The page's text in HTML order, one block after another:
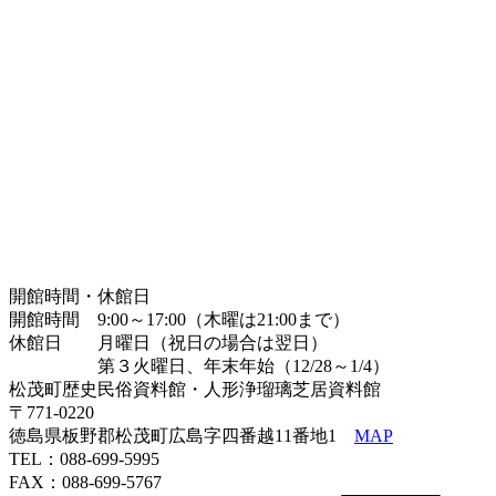
開館時間・休館日
開館時間 9:00～17:00（木曜は21:00まで）
休館日 月曜日（祝日の場合は翌日）
第３火曜日、年末年始（12/28～1/4）
松茂町歴史民俗資料館・人形浄瑠璃芝居資料館
〒771-0220
徳島県板野郡松茂町広島字四番越11番地1 MAP
TEL：088-699-5995
FAX：088-699-5767